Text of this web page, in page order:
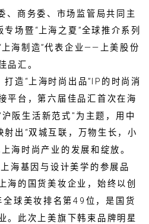
、商务委、市场监管局共同主
场暨“上海之夏”全球推介系列
海制造”代表企业——上美股份
品汇。
打造“上海时尚出品”IP的时尚消
平台，第六届佳品汇首次在海
阪生活新范式"为主题，用中
射出“双城互联，万物生长，小
海时尚产业的发展和绽放。
海基因与设计美学的参展品
海的国货美妆企业，始终以创
球美妆排名第49位，是国货
。此次上美旗下韩束品牌明星